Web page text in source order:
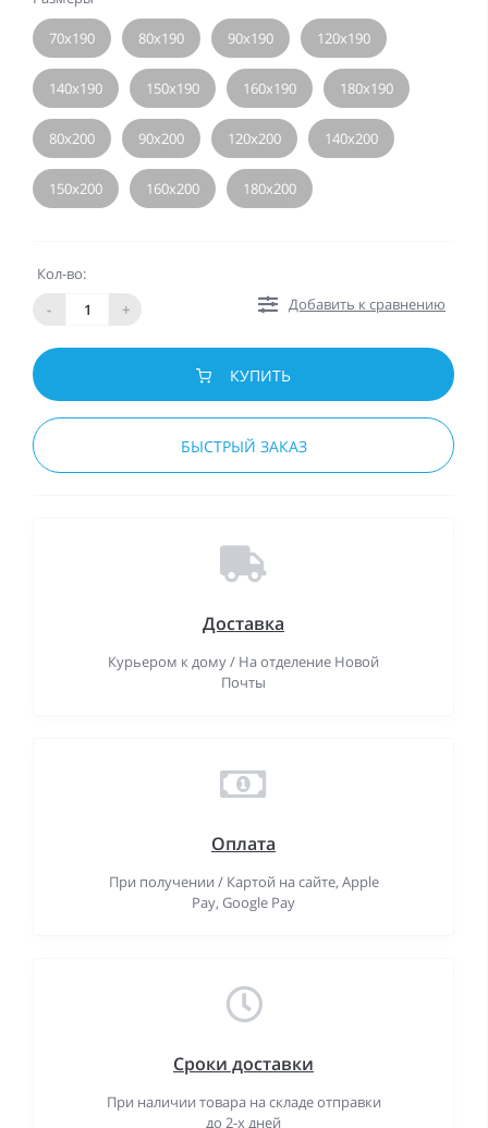
70х190 80х190 90х190 120х190
140х190 150х190 160х190 180х190
80х200 90х200 120х200 140х200
150х200 160х200 180х200
Кол-во:
-
+ Добавить к сравнению
КУПИТЬ
БЫСТРЫЙ ЗАКАЗ
Доставка
Курьером к дому / На отделение Новой
Почты
Оплата
При получении / Картой на сайте, Apple
Pay, Google Pay
Сроки доставки
При наличии товара на складе отправки
до 2-х дней